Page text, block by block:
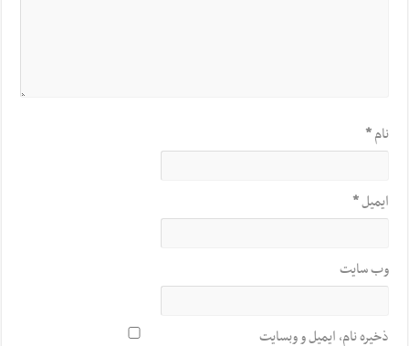
نام*
ایمیل*
وب‌ سایت
ذخیره نام، ایمیل و وبسایت